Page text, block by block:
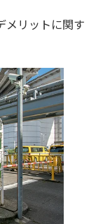
リットに関す